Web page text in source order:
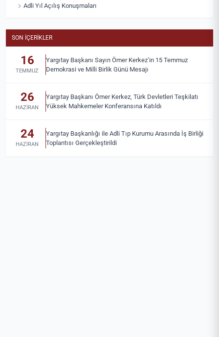
Adli Yıl Açılış Konuşmaları
SON İÇERIKLER
16
TEMMUZ
Yargıtay Başkanı Sayın Ömer Kerkez’in 15 Temmuz
Demokrasi ve Milli Birlik Günü Mesajı
26
HAZIRAN
Yargıtay Başkanı Ömer Kerkez, Türk Devletleri Teşkilatı
Yüksek Mahkemeler Konferansına Katıldı
24
HAZIRAN
Yargıtay Başkanlığı ile Adli Tıp Kurumu Arasında İş Birliği
Toplantısı Gerçekleştirildi